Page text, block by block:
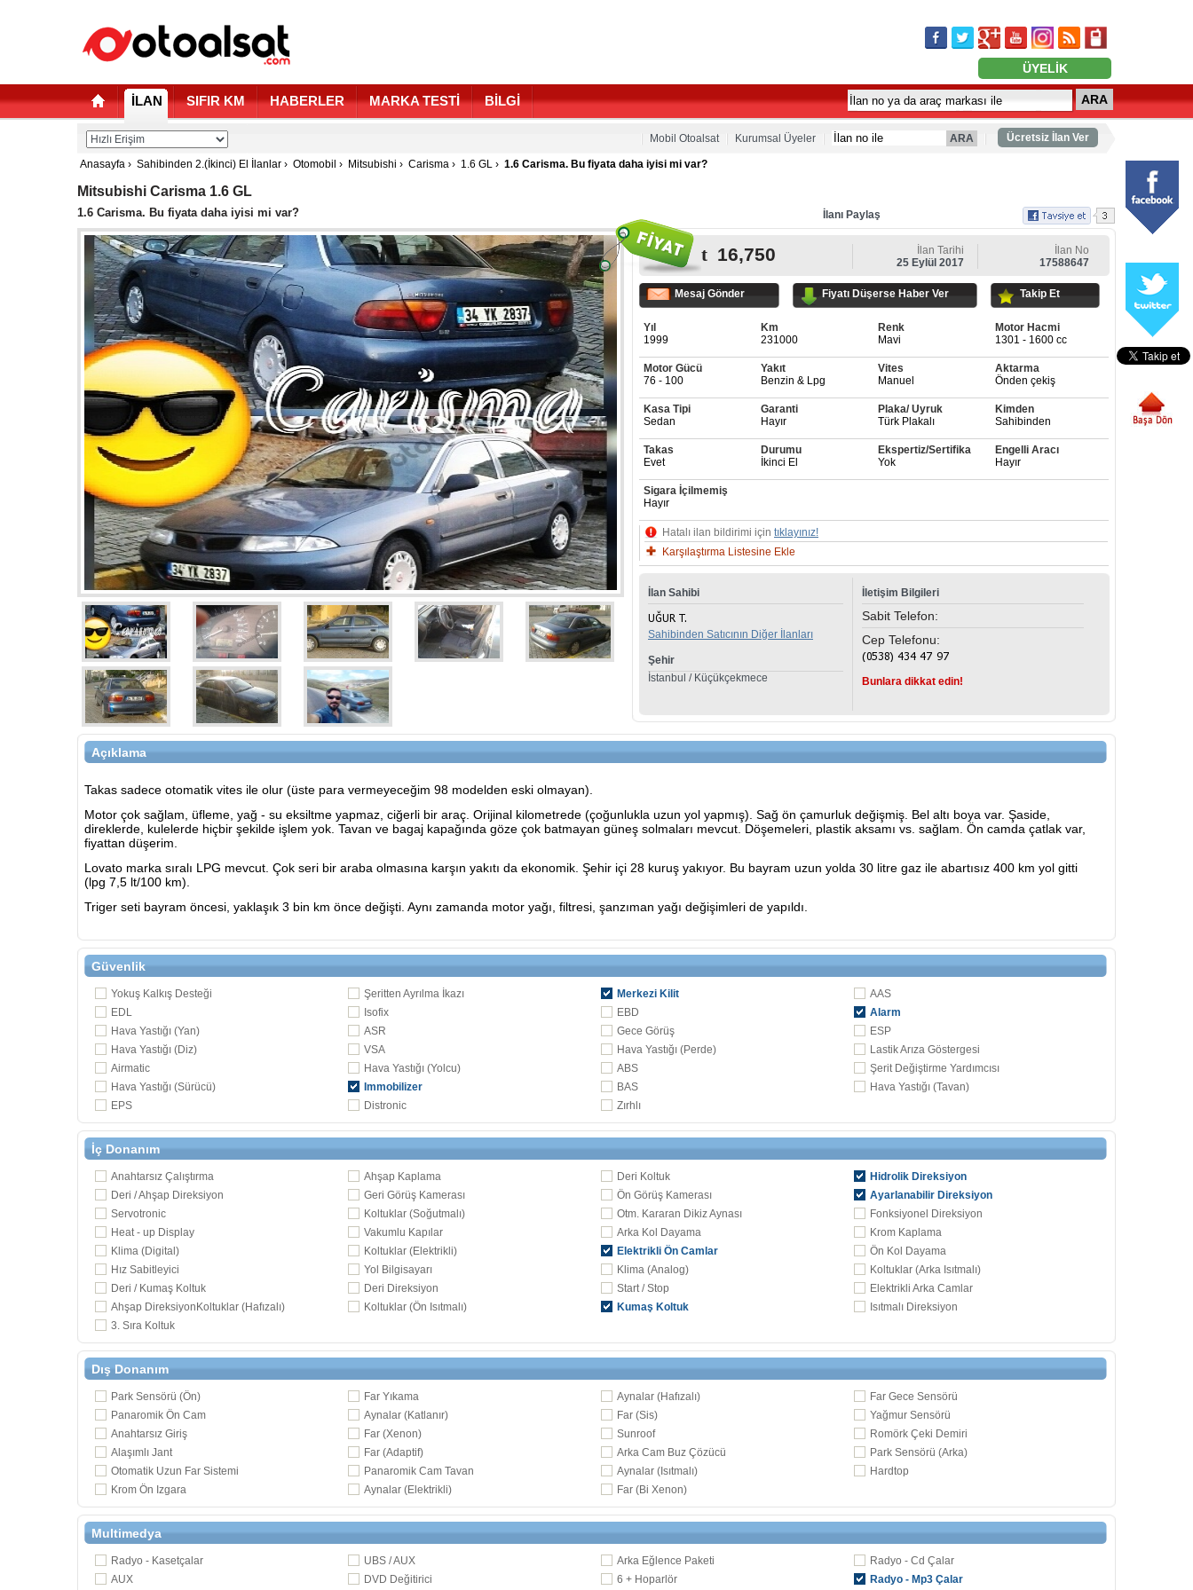
ÜYELİK
İLAN SIFIR KM HABERLER MARKA TESTİ BİLGİ ARA
Ücretsiz İlan Ver
Mobil Otoalsat Kurumsal Üyeler ARA
Anasayfa › Sahibinden 2.(İkinci) El İlanlar › Otomobil › Mitsubishi › Carisma › 1.6 GL › 1.6 Carisma. Bu fiyata daha iyisi mi var?
Mitsubishi Carisma 1.6 GL
1.6 Carisma. Bu fiyata daha iyisi mi var? İlanı Paylaş
16,750
İlan Tarihi
25 Eylül 2017
İlan No
17588647
Mesaj Gönder Fiyatı Düşerse Haber Ver Takip Et
Yıl
1999
Km
231000
Renk
Mavi
Motor Hacmi
1301 - 1600 cc
Motor Gücü
76 - 100
Yakıt
Benzin & Lpg
Vites
Manuel
Aktarma
Önden çekiş
Kasa Tipi
Sedan
Garanti
Hayır
Plaka/ Uyruk
Türk Plakalı
Kimden
Sahibinden
Takas
Evet
Durumu
İkinci El
Ekspertiz/Sertifika
Yok
Engelli Aracı
Hayır
Sigara İçilmemiş
Hayır
Hatalı ilan bildirimi için tıklayınız!
Karşılaştırma Listesine Ekle
İlan Sahibi
Sahibinden Satıcının Diğer İlanları
Şehir
İstanbul / Küçükçekmece
İletişim Bilgileri
Sabit Telefon:
Cep Telefonu:
Bunlara dikkat edin!
Açıklama
Takas sadece otomatik vites ile olur (üste para vermeyeceğim 98 modelden eski olmayan).
Motor çok sağlam, üfleme, yağ - su eksiltme yapmaz, ciğerli bir araç. Orijinal kilometrede (çoğunlukla uzun yol yapmış). Sağ ön çamurluk değişmiş. Bel altı boya var. Şaside,
direklerde, kulelerde hiçbir şekilde işlem yok. Tavan ve bagaj kapağında göze çok batmayan güneş solmaları mevcut. Döşemeleri, plastik aksamı vs. sağlam. Ön camda çatlak var,
fiyattan düşerim.
Lovato marka sıralı LPG mevcut. Çok seri bir araba olmasına karşın yakıtı da ekonomik. Şehir içi 28 kuruş yakıyor. Bu bayram uzun yolda 30 litre gaz ile abartısız 400 km yol gitti
(lpg 7,5 lt/100 km).
Triger seti bayram öncesi, yaklaşık 3 bin km önce değişti. Aynı zamanda motor yağı, filtresi, şanzıman yağı değişimleri de yapıldı.
Güvenlik
Yokuş Kalkış Desteği Şeritten Ayrılma İkazı Merkezi Kilit
AAS
EDL
Isofix EBD
Alarm
Hava Yastığı (Yan)
ASR Gece Görüş
ESP
Hava Yastığı (Diz)
VSA Hava Yastığı (Perde)
Lastik Arıza Göstergesi
Airmatic
Hava Yastığı (Yolcu) ABS
Şerit Değiştirme Yardımcısı
Hava Yastığı (Sürücü)
Immobilizer BAS
Hava Yastığı (Tavan)
EPS
Distronic Zırhlı
İç Donanım
Anahtarsız Çalıştırma Ahşap Kaplama Deri Koltuk
Hidrolik Direksiyon
Deri / Ahşap Direksiyon
Geri Görüş Kamerası Ön Görüş Kamerası
Ayarlanabilir Direksiyon
Servotronic
Koltuklar (Soğutmalı) Otm. Kararan Dikiz Aynası
Fonksiyonel Direksiyon
Heat - up Display
Vakumlu Kapılar Arka Kol Dayama
Krom Kaplama
Klima (Digital)
Koltuklar (Elektrikli) Elektrikli Ön Camlar
Ön Kol Dayama
Hız Sabitleyici
Yol Bilgisayarı Klima (Analog)
Koltuklar (Arka Isıtmalı)
Deri / Kumaş Koltuk
Deri Direksiyon Start / Stop
Elektrikli Arka Camlar
Ahşap DireksiyonKoltuklar (Hafızalı)
Koltuklar (Ön Isıtmalı) Kumaş Koltuk
Isıtmalı Direksiyon
3. Sıra Koltuk
Dış Donanım
Park Sensörü (Ön) Far Yıkama Aynalar (Hafızalı)
Far Gece Sensörü
Panaromik Ön Cam
Aynalar (Katlanır) Far (Sis)
Yağmur Sensörü
Anahtarsız Giriş
Far (Xenon) Sunroof
Romörk Çeki Demiri
Alaşımlı Jant
Far (Adaptif) Arka Cam Buz Çözücü
Park Sensörü (Arka)
Otomatik Uzun Far Sistemi
Panaromik Cam Tavan Aynalar (Isıtmalı)
Hardtop
Krom Ön Izgara
Aynalar (Elektrikli) Far (Bi Xenon)
Multimedya
Radyo - Kasetçalar UBS / AUX Arka Eğlence Paketi
Radyo - Cd Çalar
AUX
DVD Değitirici 6 + Hoparlör Radyo - Mp3 Çalar